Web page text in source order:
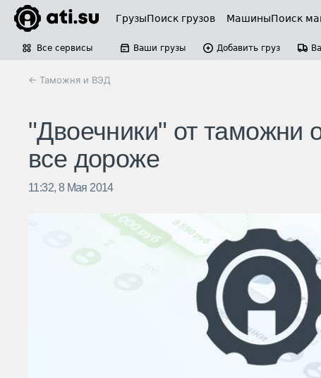
ГрузыПоиск грузов МашиныПоиск
Все сервисы Ваши грузы Добавить груз
← Таможня и ВЭД
"Двоечники" от таможни
все дороже
11:32, 8 Мая 2014